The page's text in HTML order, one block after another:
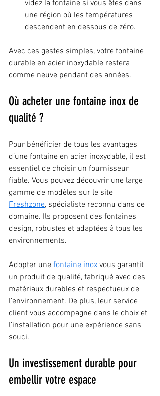
videz la fontaine si vous êtes dans
une région où les températures
descendent en dessous de zéro.
Avec ces gestes simples, votre fontaine
durable en acier inoxydable restera
comme neuve pendant des années.
Où acheter une fontaine inox de
qualité ?
Pour bénéficier de tous les avantages
d’une fontaine en acier inoxydable, il est
essentiel de choisir un fournisseur
fiable. Vous pouvez découvrir une large
gamme de modèles sur le site
Freshzone, spécialiste reconnu dans ce
domaine. Ils proposent des fontaines
design, robustes et adaptées à tous les
environnements.
Adopter une fontaine inox vous garantit
un produit de qualité, fabriqué avec des
matériaux durables et respectueux de
l’environnement. De plus, leur service
client vous accompagne dans le choix et
l’installation pour une expérience sans
souci.
Un investissement durable pour
embellir votre espace